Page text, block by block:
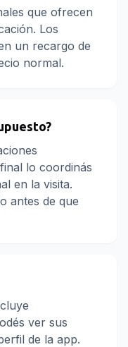
que ofrecen
Los
un recargo de
normal.
lo coordinás
en la visita.
antes de que
ver sus
de la app.